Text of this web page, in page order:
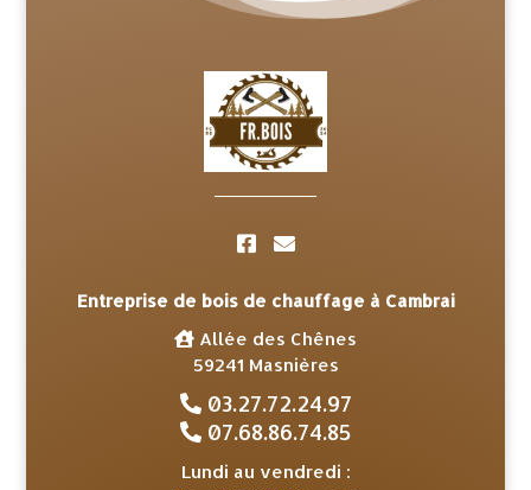
Entreprise de bois de chauffage à Cambrai
Allée des Chênes
59241 Masnières
03.27.72.24.97
07.68.86.74.85
Lundi au vendredi :